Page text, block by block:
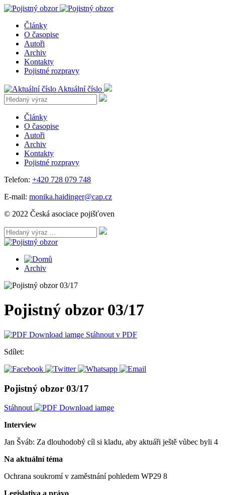
Články
O časopise
Autoři
Archiv
Kontakty
Pojistné rozpravy
Aktuální číslo
Články
O časopise
Autoři
Archiv
Kontakty
Pojistné rozpravy
Telefon: +420 728 079 748
E-mail: monika.haidinger@cap.cz
© 2022 Česká asociace pojišťoven
Archiv
Pojistný obzor 03/17
Stáhnout v PDF
Sdílet:
Pojistný obzor 03/17
Stáhnout
Interview
Jan Šváb: Za dlouhodobý cíl si kladu, aby aktuáři ještě vůbec byli 4
Na aktuální téma
Ochrana soukromí v zaměstnání pohledem WP29 8